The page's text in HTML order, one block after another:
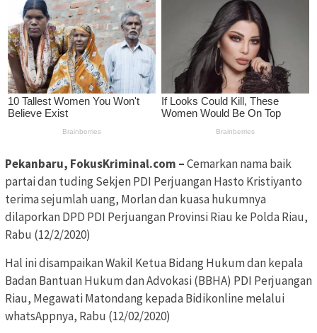
Pekanbaru, FokusKriminal.com –Cemarkan nama baik
partai dan tuding Sekjen PDI Perjuangan Hasto Kristiyanto
terima sejumlah uang, Morlan dan kuasa hukumnya
dilaporkan DPD PDI Perjuangan Provinsi Riau ke Polda Riau,
Rabu (12/2/2020)
Hal ini disampaikan Wakil Ketua Bidang Hukum dan kepala
Badan Bantuan Hukum dan Advokasi (BBHA) PDI Perjuangan
Riau, Megawati Matondang kepada Bidikonline melalui
whatsAppnya, Rabu (12/02/2020)